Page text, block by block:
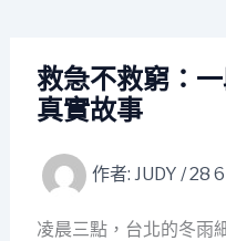
救急不救窮：
真實故事
作者: JUDY /28
凌晨三點，台北的冬雨